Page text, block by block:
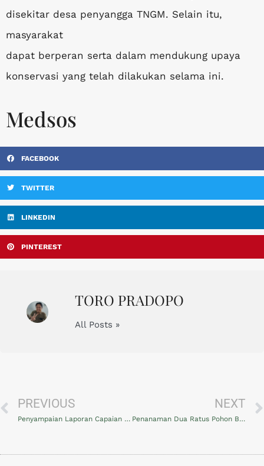
disekitar desa penyangga TNGM. Selain itu,
masyarakat
dapat berperan serta dalam mendukung upaya
konservasi yang telah dilakukan selama ini.
Medsos
FACEBOOK
TWITTER
LINKEDIN
PINTEREST
TORO PRADOPO
All Posts »
PREVIOUS
Penyampaian Laporan Capaian Kinerja Balai Taman Nasional Gunung Merapi Tahun 2023
NEXT
Penanaman Dua Ratus Pohon Bakau Rhizophora Mucronata di Kulon Progo, Wujud Bangun Harmoni dengan Alam